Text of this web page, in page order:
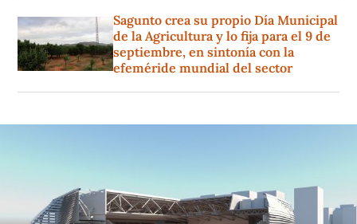
Sagunto crea su propio Día Municipal
de la Agricultura y lo fija para el 9 de
septiembre, en sintonía con la
efeméride mundial del sector